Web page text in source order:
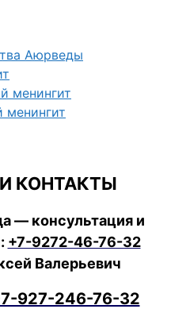
Аюрведы
менингит
менингит
КОНТАКТЫ
— консультация и
+7-9272-46-76-32
Валерьевич
927-246-76-32